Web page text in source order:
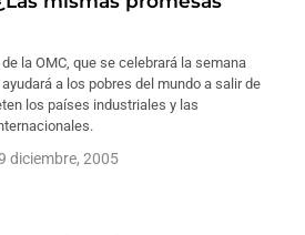
la OMC, que se celebrará la semana
a los pobres del mundo a salir de
los países industriales y las
diciembre, 2005